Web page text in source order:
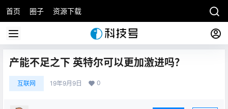
首页 圈子 资源下载
产能不足之下 英特尔可以更加激进吗？
互联网 19年9月9日 0